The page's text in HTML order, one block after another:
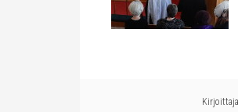
Kirjoittaja